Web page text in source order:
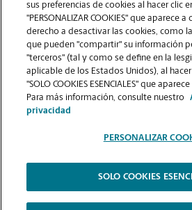
VER LA PÁGINA DE LA
2026.
The UPS Store | Aviso de Privacidad | Términos
Contraste Alto
sus preferencias de cookies al hacer clic
"PERSONALIZAR COOKIES" que aparece
derecho a desactivar las cookies, como
que pueden "compartir" su información
"terceros" (tal y como se define en la
aplicable de los Estados Unidos), al
"SOLO COOKIES ESENCIALES" que
Para más información, consulte nuestro
privacidad
PERSONALIZAR
SOLO COOKIES